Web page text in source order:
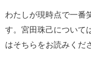
わたしが現時点で一番
す。宮田珠己について
はそちらをお読みくだ